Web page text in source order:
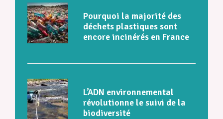
Pourquoi la majorité des
déchets plastiques sont
encore incinérés en France
L’ADN environnemental
révolutionne le suivi de la
biodiversité